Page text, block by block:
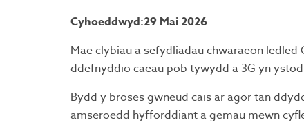
Cyhoeddwyd:29 Mai 2026
Mae clybiau a sefydliadau chwaraeon
ddefnyddio caeau pob tywydd a 3G yn
Bydd y broses gwneud cais ar agor tan
amseroedd hyfforddiant a gemau mewn